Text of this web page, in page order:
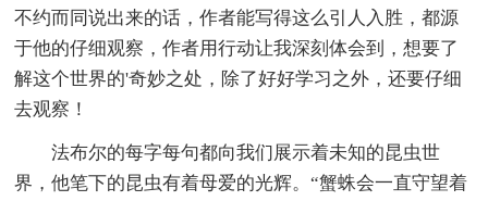
不约而同说出来的话，作者能写得这么引人入胜，都源
于他的仔细观察，作者用行动让我深刻体会到，想要了
解这个世界的'奇妙之处，除了好好学习之外，还要仔细
去观察！
法布尔的每字每句都向我们展示着未知的昆虫世
界，他笔下的昆虫有着母爱的光辉。“蟹蛛会一直守望着